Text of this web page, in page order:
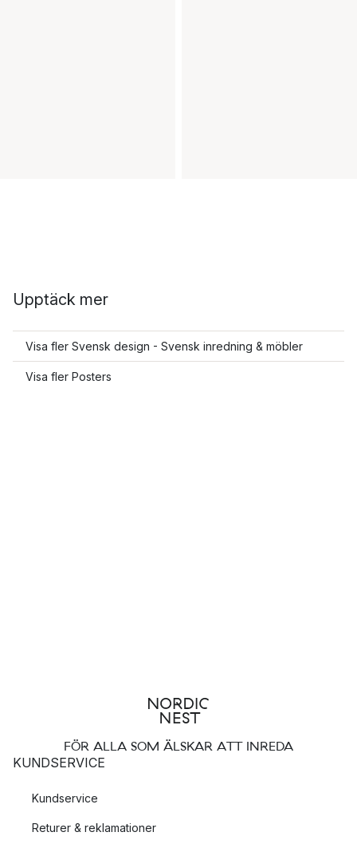
Upptäck mer
Visa fler Svensk design - Svensk inredning & möbler
Visa fler Posters
FÖR ALLA SOM ÄLSKAR ATT INREDA
KUNDSERVICE
Kundservice
Returer & reklamationer